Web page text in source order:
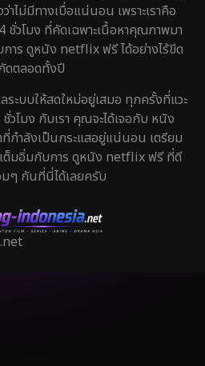
ไม่มีทางเบื่อแน่นอน เพราะเราคือ
วโมง ที่คัดเฉพาะเนื้อหาคุณภาพมา
าร ดูหนัง netflix ฟรี ได้อย่างไร้ขีด
ดตลอดทั้งปี
ะบบให้สดใหม่อยู่เสมอ ทุกครั้งที่แวะ
วโมง กับเรา คุณจะได้เจอกับ หนัง
กำลังเป็นกระแสอยู่แน่นอน เตรียม
ต็มอิ่มกับการ ดูหนัง netflix ฟรี ที่ดี
ๆ กันที่นี่ได้เลยครับ